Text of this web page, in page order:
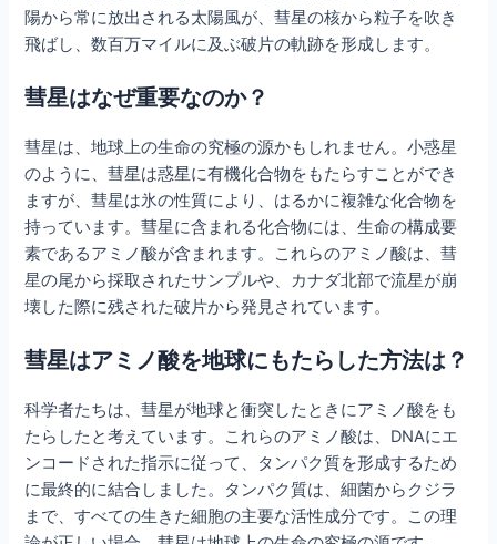
陽から常に放出される太陽風が、彗星の核から粒子を吹き
飛ばし、数百万マイルに及ぶ破片の軌跡を形成します。
彗星はなぜ重要なのか？
彗星は、地球上の生命の究極の源かもしれません。小惑星
のように、彗星は惑星に有機化合物をもたらすことができ
ますが、彗星は氷の性質により、はるかに複雑な化合物を
持っています。彗星に含まれる化合物には、生命の構成要
素であるアミノ酸が含まれます。これらのアミノ酸は、彗
星の尾から採取されたサンプルや、カナダ北部で流星が崩
壊した際に残された破片から発見されています。
彗星はアミノ酸を地球にもたらした方法は？
科学者たちは、彗星が地球と衝突したときにアミノ酸をも
たらしたと考えています。これらのアミノ酸は、DNAにエ
ンコードされた指示に従って、タンパク質を形成するため
に最終的に結合しました。タンパク質は、細菌からクジラ
まで、すべての生きた細胞の主要な活性成分です。この理